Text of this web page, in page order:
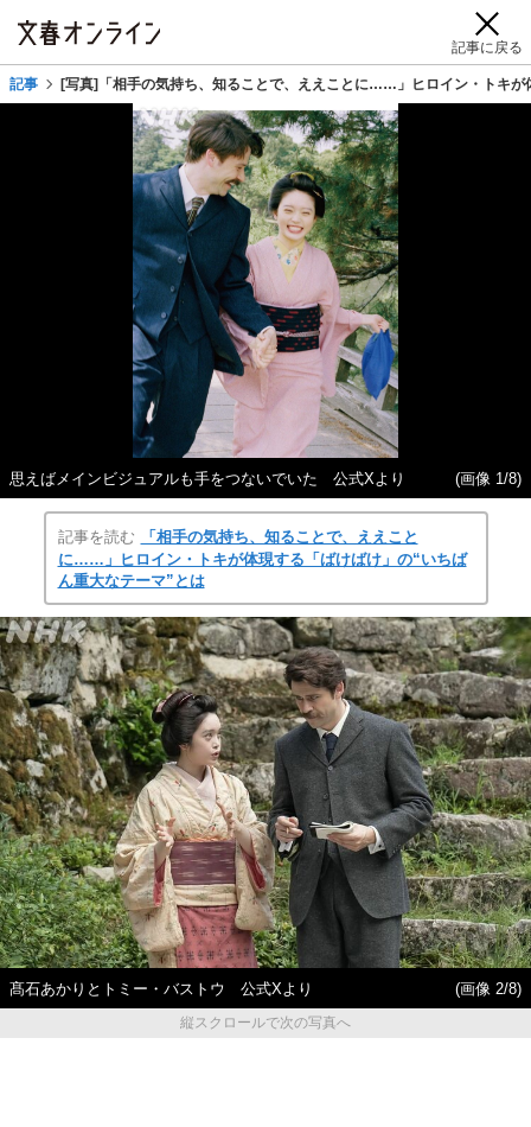
記事に戻る
記事 [写真]「相手の気持ち、知ることで、ええことに……」ヒロイン・トキが
思えばメインビジュアルも手をつないでいた 公式Xより (画像 1/8)
記事を読む
「相手の気持ち、知ることで、ええこと
に……」ヒロイン・トキが体現する「ばけばけ」の“いちば
ん重大なテーマ”とは
髙石あかりとトミー・バストウ 公式Xより
(画像 2/8)
縦スクロールで次の写真へ